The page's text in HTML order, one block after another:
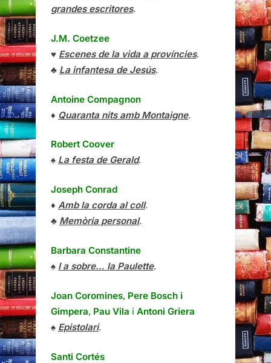
grandes escritores.
J.M. Coetzee
♥ Escenes de la vida a províncies.
♣ La infantesa de Jesús.
Antoine Compagnon
♦ Quaranta nits amb Montaigne.
Robert Coover
♠ La festa de Gerald.
Joseph Conrad
♦ Amb la corda al coll.
♣ Memòria personal.
Barbara Constantine
♠ I a sobre… la Paulette.
Joan Coromines, Pere Bosch i
Gimpera, Pau Vila i Antoni Griera
♠ Epistolari.
Santi Cortés